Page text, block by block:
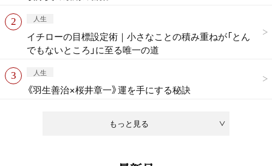
もっと見る
人生
イチローの目標設定術｜小さなことの積み重ねが「とん
でもないところ」に至る唯一の道
人生
《羽生善治×桜井章一》運を手にする秘訣